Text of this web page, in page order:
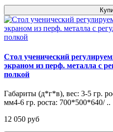
Стол ученический
экраном из перф. металла с
полкой
Габариты (д*г*в), вес: 3-5 гр.
мм4-6 гр. роста: 700*500*640/ ..
12 050 pуб